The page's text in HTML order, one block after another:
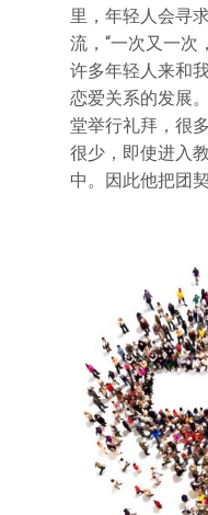
里，年轻人会寻
流，“一次又一次
许多年轻人来和
恋爱关系的发展
堂举行礼拜，很
很少，即使进入
中。因此他把团